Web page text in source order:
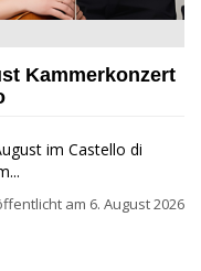
Kammerkonzert
im Castello di
am 6. August 2026